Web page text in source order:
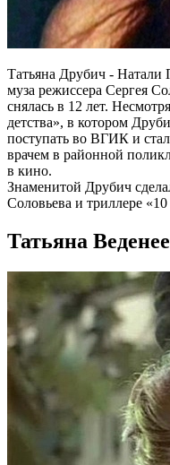
Татьяна Друбич - Натали
муза режиссера Сергея
снялась в 12 лет.
детства», в котором
поступать во ВГИК и
врачем в районной
в кино.
Знаменитой Друбич
Соловьева и триллере «10
Татьяна